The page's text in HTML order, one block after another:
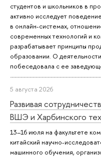
студентов и школьников в
активно исследует
в онлайн-системах,
современных технологий и
разрабатывает принципы
образовании. О
побеседовала с ее
5 августа 2026
Развивая
ВШЭ и Харбинского
13–16 июля на факультете
китайский научно-
машинного обучения,